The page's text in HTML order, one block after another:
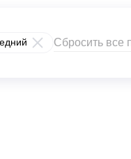
Сбросить все